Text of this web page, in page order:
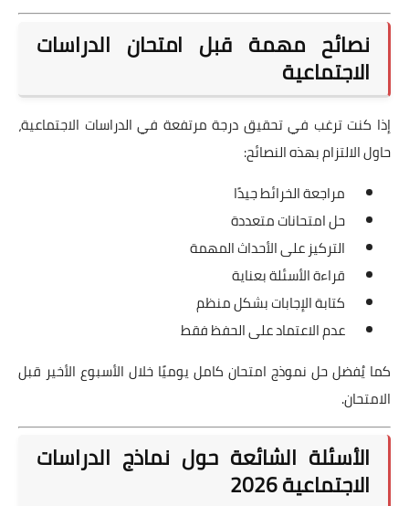
نصائح مهمة قبل امتحان الدراسات
الاجتماعية
إذا كنت ترغب في تحقيق درجة مرتفعة في الدراسات الاجتماعية،
حاول الالتزام بهذه النصائح:
مراجعة الخرائط جيدًا
حل امتحانات متعددة
التركيز على الأحداث المهمة
قراءة الأسئلة بعناية
كتابة الإجابات بشكل منظم
عدم الاعتماد على الحفظ فقط
كما يُفضل حل نموذج امتحان كامل يوميًا خلال الأسبوع الأخير قبل
الامتحان.
الأسئلة الشائعة حول نماذج الدراسات
الاجتماعية 2026